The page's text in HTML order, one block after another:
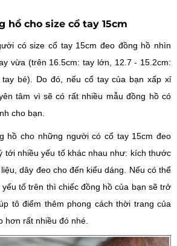
hồ cho size cổ tay 15cm
có size cổ tay 15cm đeo đồng hồ nhìn
vừa (trên 16.5cm: tay lớn, 12.7 - 15.2cm:
bé). Do đó, nếu cổ tay của bạn xấp xỉ
tâm vì sẽ có rất nhiều mẫu đồng hồ có
cho bạn.
hồ cho những người có cổ tay 15cm đeo
tới nhiều yếu tố khác nhau như: kích thước
dây đeo cho đến kiểu dáng. Nếu có thể
tố trên thì chiếc đồng hồ của bạn sẽ trở
tô điểm thêm phong cách thời trang của
hơn rất nhiều đó nhé.